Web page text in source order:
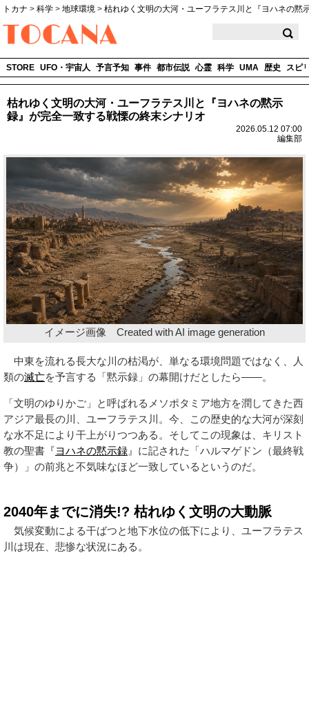
トカナ > 科学 > 地球環境 > 枯れゆく文明の大河・ユーフラテス川と『ヨハネの黙
STORE UFO・宇宙人 予言予知 事件 都市伝説 心霊 科学 UMA 歴史 スピ
枯れゆく文明の大河・ユーフラテス川と『ヨハネの黙示
録』が完全一致する戦慄の終末シナリオ
2026.05.12 07:00
編集部
イメージ画像 Created with AI image generation
中東を流れる長大な川の枯渇が、単なる環境問題ではなく、人
類の滅亡を予言する「黙示録」の幕開けだとしたら——。
「文明のゆりかご」と呼ばれるメソポタミア地方を潤してきた西
アジア最長の川、ユーフラテス川。今、この歴史的な大河が深刻
な水不足により干上がりつつある。そしてこの現象は、キリスト
教の聖書『ヨハネの黙示録 』に記された「ハルマゲドン（最終戦
争）」の前兆と不気味なほど一致しているというのだ。
2040年までに消失!? 枯れゆく文明の大動脈
気候変動による干ばつと地下水位の低下により、ユーフラテス
川は現在、悲惨な状況にある。